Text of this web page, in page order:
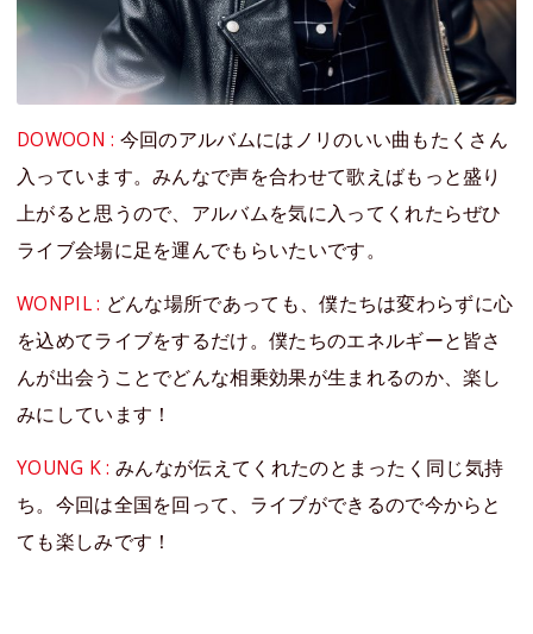
DOWOON : 今回のアルバムにはノリのいい曲もたくさん
入っています。みんなで声を合わせて歌えばもっと盛り
上がると思うので、アルバムを気に入ってくれたらぜひ
ライブ会場に足を運んでもらいたいです。
WONPIL : どんな場所であっても、僕たちは変わらずに心
を込めてライブをするだけ。僕たちのエネルギーと皆さ
んが出会うことでどんな相乗効果が生まれるのか、楽し
みにしています！
YOUNG K :みんなが伝えてくれたのとまったく同じ気持
ち。今回は全国を回って、ライブができるので今からと
ても楽しみです！